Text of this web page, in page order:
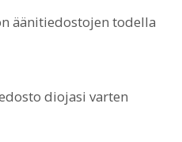
äänitiedostojen todella
diojasi varten